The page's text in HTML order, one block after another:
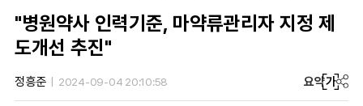
"병원약사 인력기준, 마약류관리자 지정 제
도개선 추진"
정흥준 2024-09-04 20:10:58 요약가